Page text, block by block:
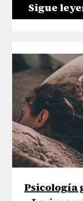
Sigue
Psicología